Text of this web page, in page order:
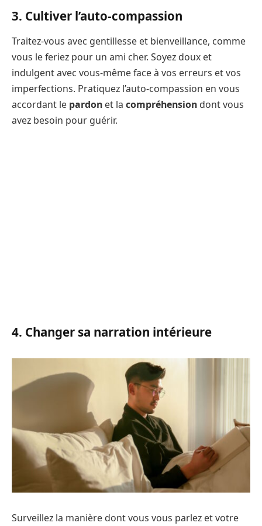
3. Cultiver l’auto-compassion
Traitez-vous avec gentillesse et bienveillance, comme
vous le feriez pour un ami cher. Soyez doux et
indulgent avec vous-même face à vos erreurs et vos
imperfections. Pratiquez l’auto-compassion en vous
accordant le pardon et la compréhension dont vous
avez besoin pour guérir.
4. Changer sa narration intérieure
Surveillez la manière dont vous vous parlez et votre